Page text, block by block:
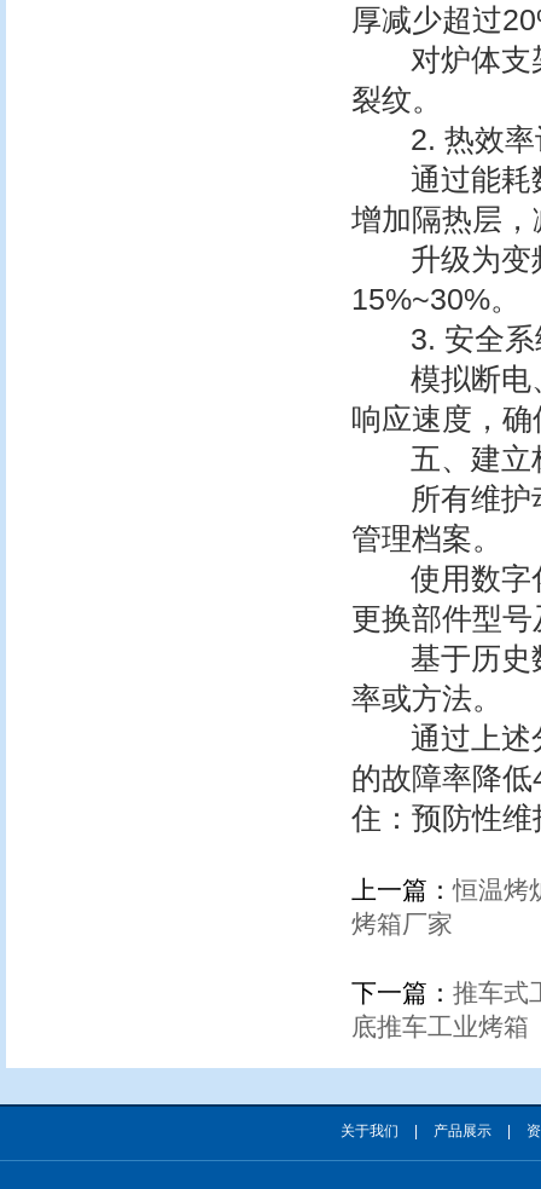
厚减少超过
对炉体支架
裂纹。
2. 热效率
通过能耗数
增加隔热层
升级为变频
15%~30%。
3. 安全系
模拟断电、
响应速度，
五、建立
所有维护动
管理档案。
使用数字化
更换部件型
基于历史数
率或方法。
通过上述分
的故障率降
住：预防性
上一篇：恒温烤
烤箱厂家
下一篇： 推车式
底推车工业烤箱
关于我们 产品展示